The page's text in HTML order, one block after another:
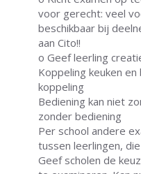
voor gerecht: veel
beschikbaar bij
aan Cito!!
o Geef leerling
Koppeling keuken
koppeling
Bediening kan niet
zonder bediening
Per school andere
tussen leerlingen,
Geef scholen de